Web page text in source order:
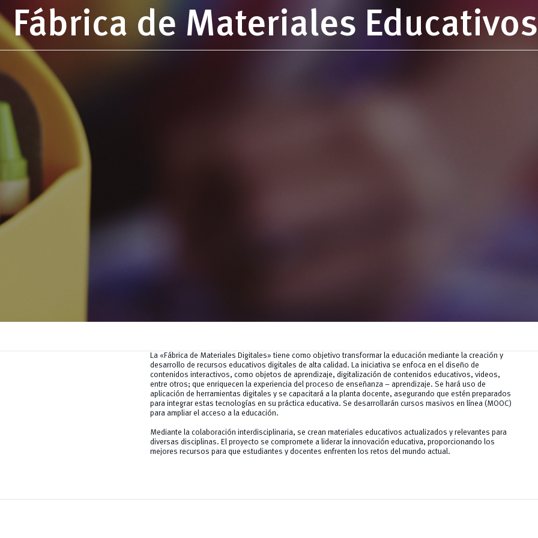
Fábrica de Materiales Educativos
La «Fábrica de Materiales Digitales» tiene como objetivo transformar la educación mediante la creación y
desarrollo de recursos educativos digitales de alta calidad. La iniciativa se enfoca en el diseño de
contenidos interactivos, como objetos de aprendizaje, digitalización de contenidos educativos, videos,
entre otros; que enriquecen la experiencia del proceso de enseñanza – aprendizaje. Se hará uso de
aplicación de herramientas digitales y se capacitará a la planta docente, asegurando que estén preparados
para integrar estas tecnologías en su práctica educativa. Se desarrollarán cursos masivos en línea (MOOC)
para ampliar el acceso a la educación.
Mediante la colaboración interdisciplinaria, se crean materiales educativos actualizados y relevantes para
diversas disciplinas. El proyecto se compromete a liderar la innovación educativa, proporcionando los
mejores recursos para que estudiantes y docentes enfrenten los retos del mundo actual.